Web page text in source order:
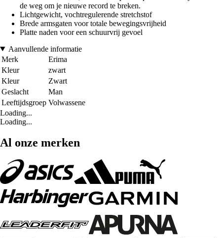
de weg om je nieuwe record te breken.
Lichtgewicht, vochtregulerende stretchstof
Brede armsgaten voor totale bewegingsvrijheid
Platte naden voor een schuurvrij gevoel
Aanvullende informatie
Merk
Erima
Kleur
zwart
Kleur
Zwart
Geslacht
Man
Leeftijdsgroep Volwassene
Loading...
Loading...
Al onze merken